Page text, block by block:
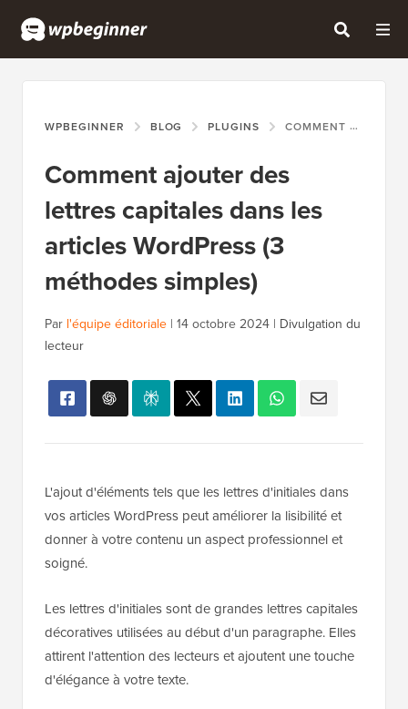
WPBEGINNER BLOG PLUGINS COMMENT AJOUTER DES LETTRES CAPITALES DANS LES ARTICLES WORDPRESS (3 MÉTHODES SIMPLES)
Comment ajouter des
lettres capitales dans les
articles WordPress (3
méthodes simples)
Par l'équipe éditoriale | 14 octobre 2024 | Divulgation du
lecteur
L'ajout d'éléments tels que les lettres d'initiales dans
vos articles WordPress peut améliorer la lisibilité et
donner à votre contenu un aspect professionnel et
soigné.
Les lettres d'initiales sont de grandes lettres capitales
décoratives utilisées au début d'un paragraphe. Elles
attirent l'attention des lecteurs et ajoutent une touche
d'élégance à votre texte.